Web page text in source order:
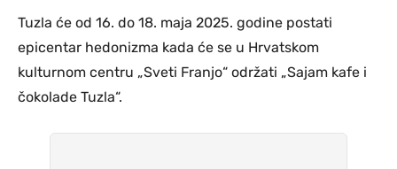
Tuzla će od 16. do 18. maja 2025. godine postati
epicentar hedonizma kada će se u Hrvatskom
kulturnom centru „Sveti Franjo“ održati „Sajam kafe i
čokolade Tuzla“.